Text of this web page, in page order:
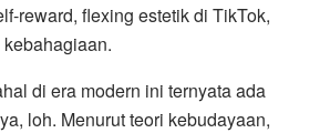
reward, flexing estetik di TikTok,
di era modern ini ternyata ada
loh. Menurut teori kebudayaan,